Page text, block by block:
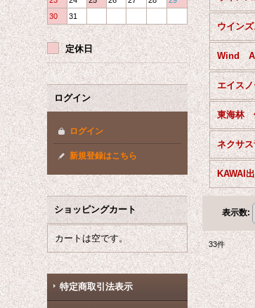
30
31
定休日
ログイン
ログイン
新規登録はこちら
ショッピングカート
カートは空です。
特定商取引法表示
Wind
エイス
東海林
ネクサ
KAWAI
表示数:
33件